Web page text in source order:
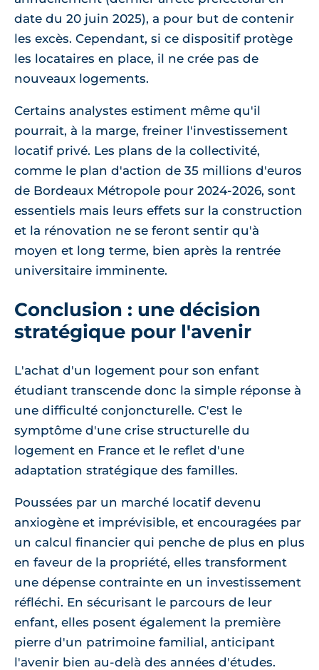
date du 20 juin 2025), a pour but de contenir
les excès. Cependant, si ce dispositif protège
les locataires en place, il ne crée pas de
nouveaux logements.
Certains analystes estiment même qu'il
pourrait, à la marge, freiner l'investissement
locatif privé. Les plans de la collectivité,
comme le plan d'action de 35 millions d'euros
de Bordeaux Métropole pour 2024-2026, sont
essentiels mais leurs effets sur la construction
et la rénovation ne se feront sentir qu'à
moyen et long terme, bien après la rentrée
universitaire imminente.
Conclusion : une décision
stratégique pour l'avenir
L'achat d'un logement pour son enfant
étudiant transcende donc la simple réponse à
une difficulté conjoncturelle. C'est le
symptôme d'une crise structurelle du
logement en France et le reflet d'une
adaptation stratégique des familles.
Poussées par un marché locatif devenu
anxiogène et imprévisible, et encouragées par
un calcul financier qui penche de plus en plus
en faveur de la propriété, elles transforment
une dépense contrainte en un investissement
réfléchi. En sécurisant le parcours de leur
enfant, elles posent également la première
pierre d'un patrimoine familial, anticipant
l'avenir bien au-delà des années d'études.